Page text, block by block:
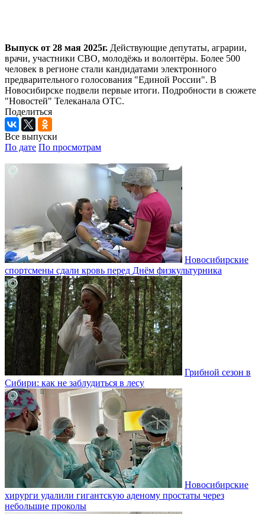
Выпуск от 28 мая 2025г. Действующие депутаты, аграрии,
врачи, участники СВО, молодёжь и волонтёры. Более 500
человек в регионе стали кандидатами электронного
предварительного голосования "Единой России". В
Новосибирске подвели первые итоги. Подробности в сюжете
"Новостей" Телеканала ОТС.
Поделиться
Все выпуски
По дате По просмотрам
Новосибирские
спортсмены сдали кровь перед Днём физкультурника
Грибной сезон в
Сибири: как не заблудиться в лесу
Новосибирские
хирурги удалили гигантскую аденому простаты через
небольшие проколы